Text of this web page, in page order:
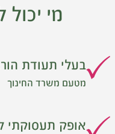
מי
בעלי תעודת
מטעם משרד החינוך
אופק תעסוקתי